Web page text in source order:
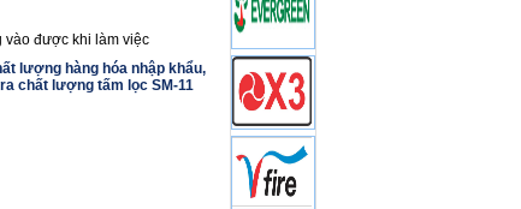
vào được khi làm việc
lượng hàng hóa nhập khẩu,
chất lượng tấm lọc SM-11